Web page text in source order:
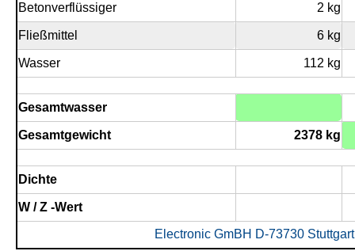
Betonverflüssiger 2 kg
Fließmittel 6 kg
Wasser 112 kg
Gesamtwasser
Gesamtgewicht 2378 kg
Dichte
W / Z -Wert
Electronic GmBH D-73730